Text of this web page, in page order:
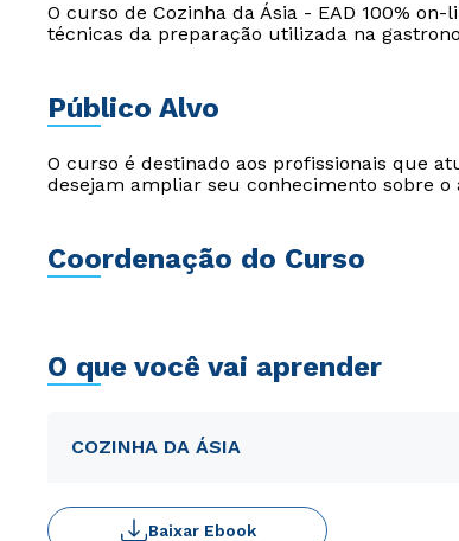
O curso de Cozinha da Ásia - EAD 100%
técnicas da preparação utilizada na
Público Alvo
O curso é destinado aos profissionais que
desejam ampliar seu conhecimento sobre o
Coordenação do Curso
O que você vai aprender
COZINHA DA ÁSIA
Baixar Ebook